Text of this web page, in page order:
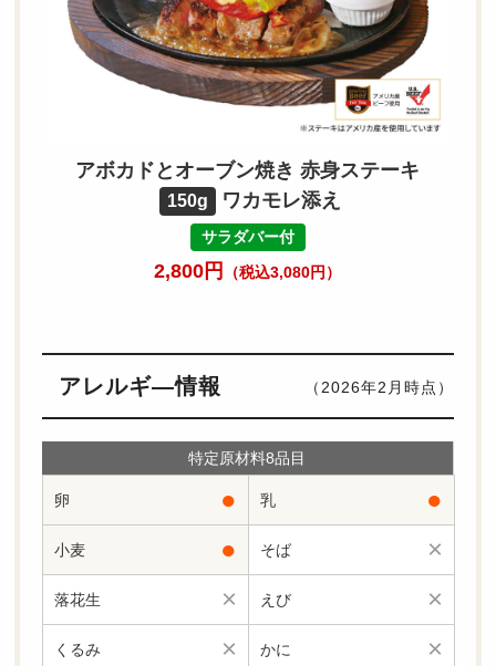
アボカドとオーブン焼き 赤身ステーキ
150g ワカモレ添え
サラダバー付
2,800円 （税込3,080円）
アレルギ―情報 （2026年2月時点）
特定原材料8品目
卵 ● 乳 ●
小麦 ● そば ×
落花生 × えび ×
くるみ × かに ×